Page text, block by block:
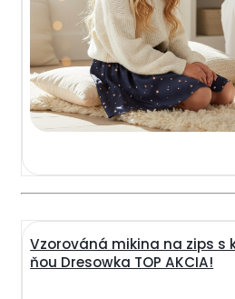
Vzorováná mikina na zips s
ňou Dresowka TOP AKCIA!